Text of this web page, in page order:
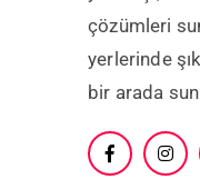
çözümleri
yerlerinde
bir arada